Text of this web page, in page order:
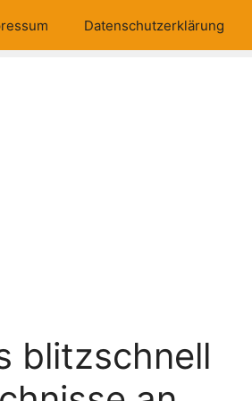
Datenschutzerklärung
blitzschnell